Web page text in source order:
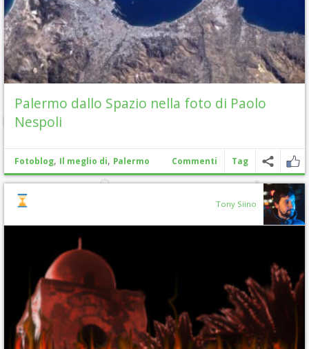
Palermo dallo Spazio nella foto di Paolo
Nespoli
Fotoblog, Il meglio di, Palermo Commenti Tag
Tony Siino